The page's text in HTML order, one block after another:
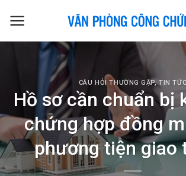
CÂU HỎI THƯỜNG GẶP,TIN TỨC
Hồ sơ cần chuẩn bị
chứng hợp đồng
phương tiện giao